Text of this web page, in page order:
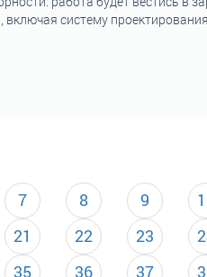
включая систему
7 8 9
21 22 23
35 36 37